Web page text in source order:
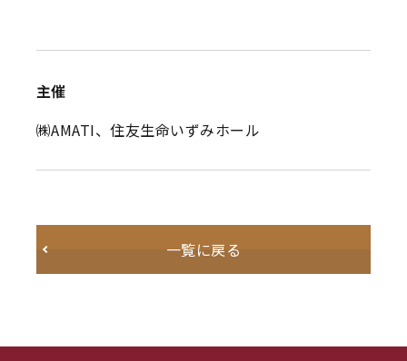
主催
㈱AMATI、住友生命いずみホール
一覧に戻る